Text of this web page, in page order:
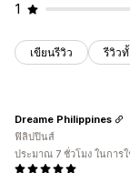
1
เขียนรีวิว รีวิว
Dreame Philippines
ฟิลิปปินส์
ประมาณ 7 ชั่วโมง ในการ